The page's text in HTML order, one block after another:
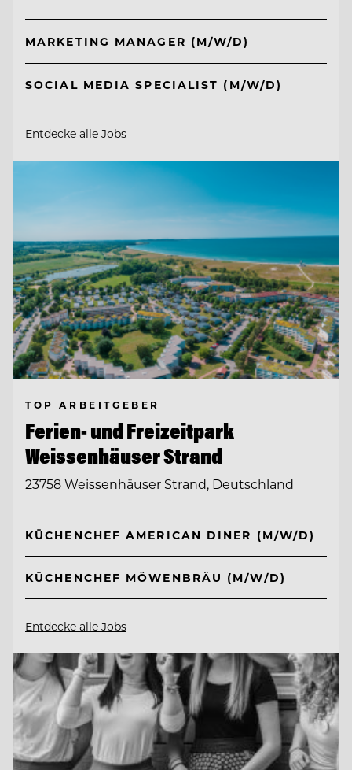
MARKETING MANAGER (M/W/D)
SOCIAL MEDIA SPECIALIST (M/W/D)
Entdecke alle Jobs
TOP ARBEITGEBER
Ferien- und Freizeitpark
Weissenhäuser Strand
23758 Weissenhäuser Strand, Deutschland
KÜCHENCHEF AMERICAN DINER (M/W/D)
KÜCHENCHEF MÖWENBRÄU (M/W/D)
Entdecke alle Jobs